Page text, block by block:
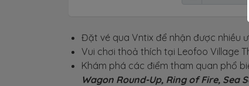
Đặt vé qua Vntix để nhận được nhiều
Vui chơi thoả thích tại Leofoo Village
Khám phá các điểm tham quan phổ
Wagon Round-Up, Ring of Fire, Sea